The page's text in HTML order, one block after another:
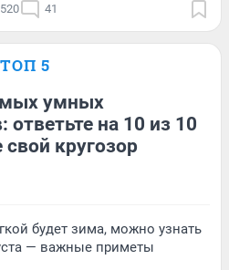
41
ТОП 5
умных
ответьте на 10 из 10
свой кругозор
будет зима, можно узнать
— важные приметы